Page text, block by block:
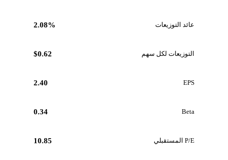
عائد التوزيعات 2.08%
التوزيعات لكل سهم $0.62
EPS
2.40
Beta
0.34
P/E المستقبلي 10.85